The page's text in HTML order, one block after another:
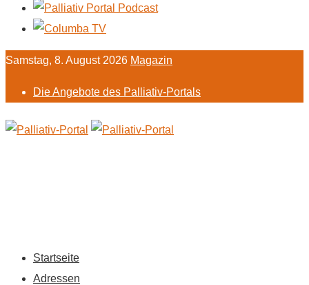
Samstag, 8. August 2026 Magazin
Die Angebote des Palliativ-Portals
Startseite
Adressen